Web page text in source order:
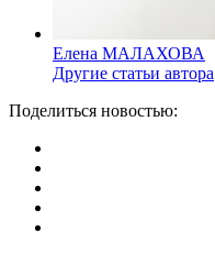
Елена МАЛАХОВА
Другие статьи автора
Поделиться новостью: